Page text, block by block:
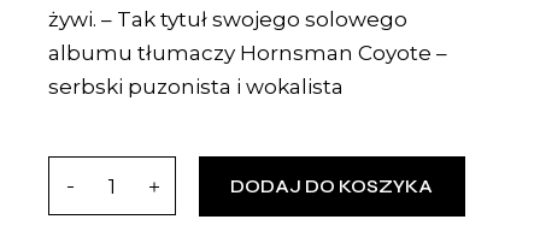
żywi. – Tak tytuł swojego solowego
albumu tłumaczy Hornsman Coyote –
serbski puzonista i wokalista
DODAJ DO KOSZYKA